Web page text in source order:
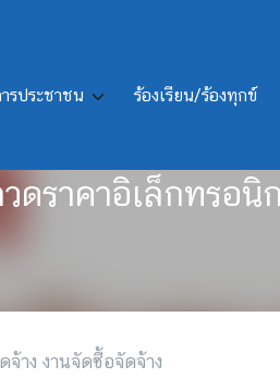
รประชาชน ร้องเรียน/ร้องทุกข์
ดราคาอิเล็กทรอนิ
จ้าง งานจัดซื้อจัดจ้าง